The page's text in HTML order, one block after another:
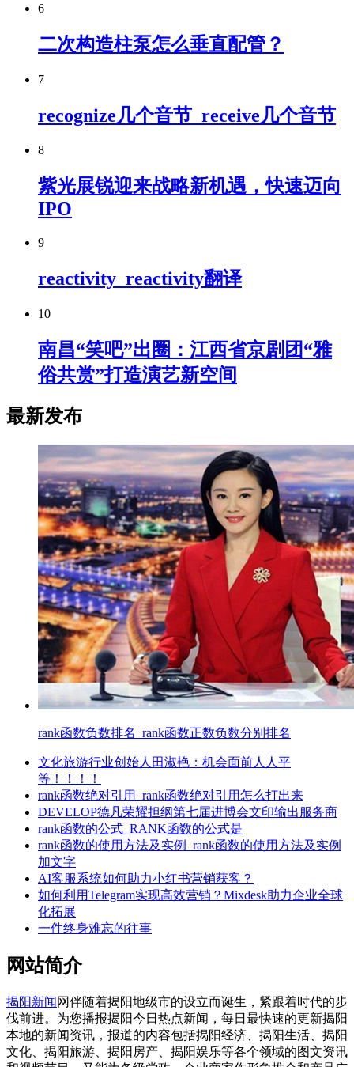
6
二次构造柱泵怎么垂直配管？
7
recognize几个音节_receive几个音节
8
紫光展锐迎来战略新机遇，快速迈向
IPO
9
reactivity_reactivity翻译
10
南昌“笑吧”出圈：江西省京剧团“雅
俗共赏”打造演艺新空间
最新发布
rank函数负数排名_rank函数正数负数分别排名
文化旅游行业创始人田淑艳：机会面前人人平
等！！！！
rank函数绝对引用_rank函数绝对引用怎么打出来
DEVELOP德凡荣耀担纲第七届进博会文印输出服务商
rank函数的公式_RANK函数的公式是
rank函数的使用方法及实例_rank函数的使用方法及实例
加文字
AI客服系统如何助力小红书营销获客？
如何利用Telegram实现高效营销？Mixdesk助力企业全球
化拓展
一件终身难忘的往事
网站简介
揭阳新闻 网伴随着揭阳地级市的设立而诞生，紧跟着时代的步
伐前进。为您播报揭阳今日热点新闻，每日最快速的更新揭阳
本地的新闻资讯，报道的内容包括揭阳经济、揭阳生活、揭阳
文化、揭阳旅游、揭阳房产、揭阳娱乐等各个领域的图文资讯